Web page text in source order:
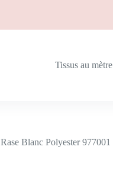
Ajouter au panier
Tissus au mètre
Rase Blanc Polyester 977001